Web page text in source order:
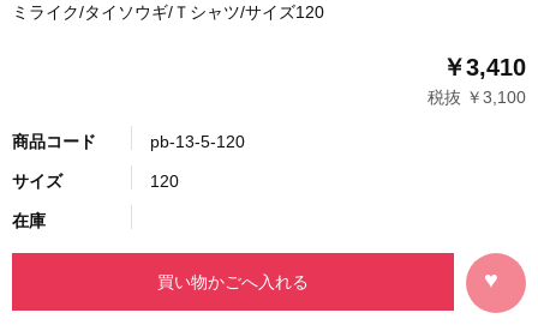
ミライク/タイソウギ/Ｔシャツ/サイズ120
￥3,410
税抜 ￥3,100
商品コード pb-13-5-120
サイズ 120
在庫